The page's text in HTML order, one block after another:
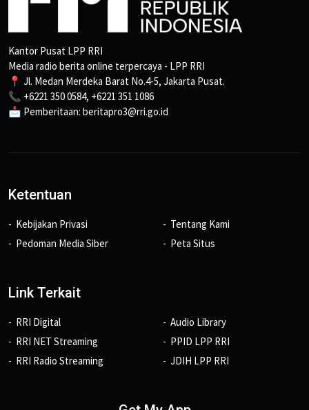
Kantor Pusat LPP RRI
Media radio berita online terpercaya - LPP RRI
📍 Jl. Medan Merdeka Barat No.4-5, Jakarta Pusat.
📞 +6221 350 0584, +6221 351 1086
📩 Pemberitaan: beritapro3@rri.go.id
Ketentuan
Kebijakan Privasi
Pedoman Media Siber
Tentang Kami
Peta Situs
Link Terkait
RRI Digital
RRI NET Streaming
RRI Radio Streaming
Audio Library
PPID LPP RRI
JDIH LPP RRI